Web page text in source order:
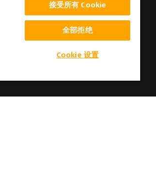
接受所有 Cookie
全部拒绝
Cookie 设置